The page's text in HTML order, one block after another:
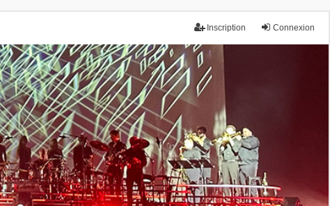
Connexion
Inscription